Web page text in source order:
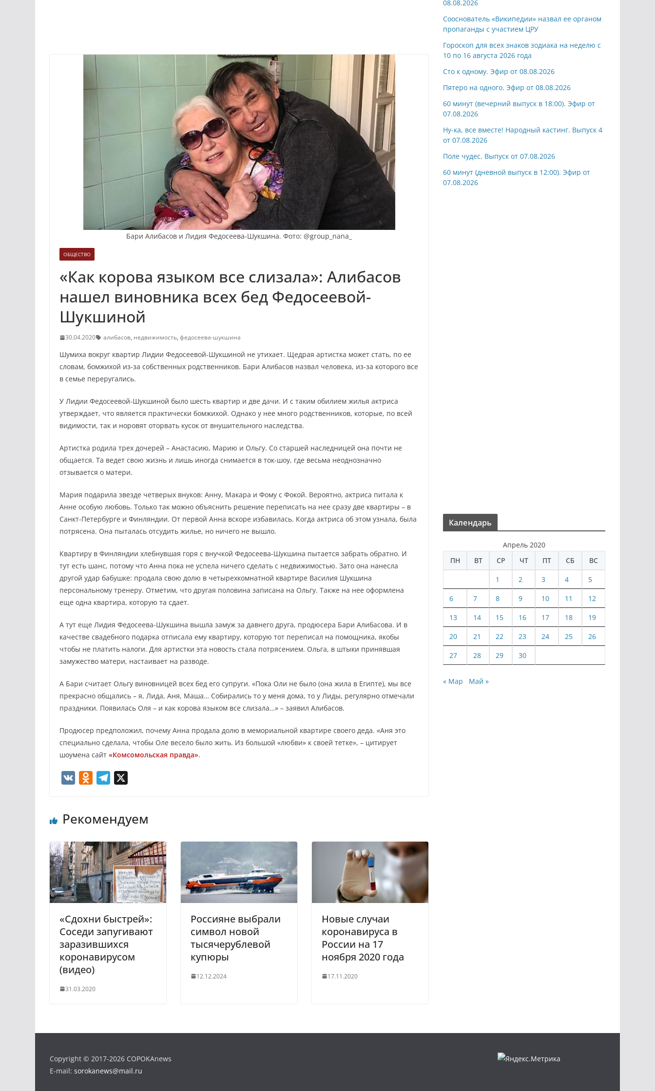
Бари Алибасов и Лидия Федосеева-Шукшина. Фото: @group_nana_
ОБЩЕСТВО
«Как корова языком все слизала»: Алибасов
нашел виновника всех бед Федосеевой-
Шукшиной
30.04.2020 алибасов, недвижимость, федосеева-шукшина
Шумиха вокруг квартир Лидии Федосеевой-Шукшиной не утихает. Щедрая артистка может стать, по ее
словам, бомжихой из-за собственных родственников. Бари Алибасов назвал человека, из-за которого все
в семье переругались.
У Лидии Федосеевой-Шукшиной было шесть квартир и две дачи. И с таким обилием жилья актриса
утверждает, что является практически бомжихой. Однако у нее много родственников, которые, по всей
видимости, так и норовят оторвать кусок от внушительного наследства.
Артистка родила трех дочерей – Анастасию, Марию и Ольгу. Со старшей наследницей она почти не
общается. Та ведет свою жизнь и лишь иногда снимается в ток-шоу, где весьма неоднозначно
отзывается о матери.
Мария подарила звезде четверых внуков: Анну, Макара и Фому с Фокой. Вероятно, актриса питала к
Анне особую любовь. Только так можно объяснить решение переписать на нее сразу две квартиры – в
Санкт-Петербурге и Финляндии. От первой Анна вскоре избавилась. Когда актриса об этом узнала, была
потрясена. Она пыталась отсудить жилье, но ничего не вышло.
Квартиру в Финляндии хлебнувшая горя с внучкой Федосеева-Шукшина пытается забрать обратно. И
тут есть шанс, потому что Анна пока не успела ничего сделать с недвижимостью. Зато она нанесла
другой удар бабушке: продала свою долю в четырехкомнатной квартире Василия Шукшина
персональному тренеру. Отметим, что другая половина записана на Ольгу. Также на нее оформлена
еще одна квартира, которую та сдает.
А тут еще Лидия Федосеева-Шукшина вышла замуж за давнего друга, продюсера Бари Алибасова. И в
качестве свадебного подарка отписала ему квартиру, которую тот переписал на помощника, якобы
чтобы не платить налоги. Для артистки эта новость стала потрясением. Ольга, в штыки принявшая
замужество матери, настаивает на разводе.
А Бари считает Ольгу виновницей всех бед его супруги. «Пока Оли не было (она жила в Египте), мы все
прекрасно общались – я, Лида, Аня, Маша… Собирались то у меня дома, то у Лиды, регулярно отмечали
праздники. Появилась Оля – и как корова языком все слизала…» – заявил Алибасов.
Продюсер предположил, почему Анна продала долю в мемориальной квартире своего деда. «Аня это
специально сделала, чтобы Оле весело было жить. Из большой «любви» к своей тетке», – цитирует
шоумена сайт «Комсомольская правда».
o
l
a
s
s
n
k
i
e
r
a
m
Рекомендуем
«Сдохни быстрей»:
Соседи запугивают
заразившихся
коронавирусом
(видео)
31.03.2020
Россияне выбрали
символ новой
тысячерублевой
купюры
12.12.2024
Новые случаи
коронавируса в
России на 17
ноября 2020 года
17.11.2020
08.08.2026
Сооснователь «Википедии» назвал ее органом
пропаганды с участием ЦРУ
Гороскоп для всех знаков зодиака на неделю с
10 по 16 августа 2026 года
Сто к одному. Эфир от 08.08.2026
Пятеро на одного. Эфир от 08.08.2026
60 минут (вечерний выпуск в 18:00). Эфир от
07.08.2026
Ну-ка, все вместе! Народный кастинг. Выпуск 4
от 07.08.2026
Поле чудес. Выпуск от 07.08.2026
60 минут (дневной выпуск в 12:00). Эфир от
07.08.2026
Календарь
Апрель 2020
ПН
ВТ СР ЧТ ПТ СБ ВС
1 2 3 4 5
6 7 8 9 10 11 12
13 14 15 16 17 18 19
20 21 22 23 24 25 26
27 28 29 30
« Мар Май »
Copyright © 2017-2026 COPOKAnews
E-mail: sorokanews@mail.ru